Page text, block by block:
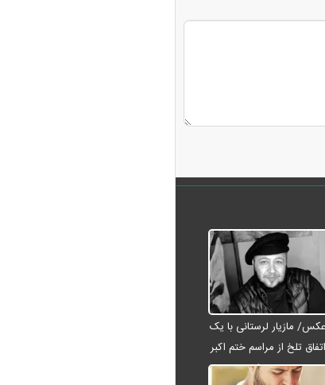
عکس/ مازیار لرستانی با یک
اتفاق تلخ از مراسم ختم اکبر
عبدی رفت